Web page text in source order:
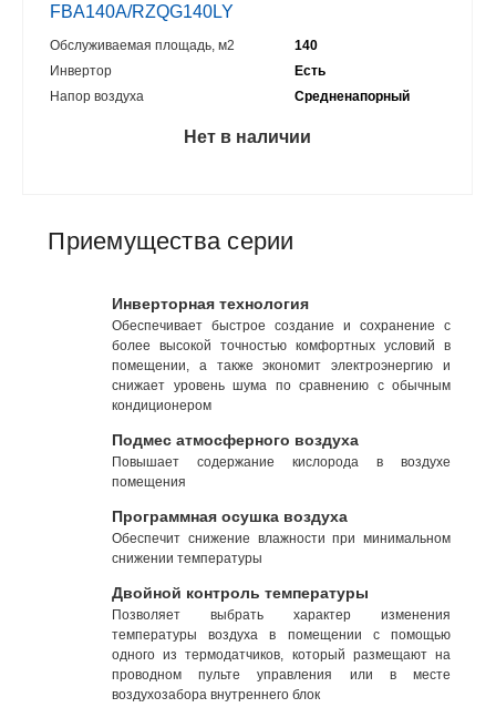
FBA140A/RZQG140LY
Обслуживаемая площадь, м2
140
Инвертор
Есть
Напор воздуха
Средненапорный
Нет в наличии
Приемущества серии
Инверторная технология
Обеспечивает быстрое создание и сохранение с
более высокой точностью комфортных условий в
помещении, а также экономит электроэнергию и
снижает уровень шума по сравнению с обычным
кондиционером
Подмес атмосферного воздуха
Повышает содержание кислорода в воздухе
помещения
Программная осушка воздуха
Обеспечит снижение влажности при минимальном
снижении температуры
Двойной контроль температуры
Позволяет выбрать характер изменения
температуры воздуха в помещении с помощью
одного из термодатчиков, который размещают на
проводном пульте управления или в месте
воздухозабора внутреннего блок